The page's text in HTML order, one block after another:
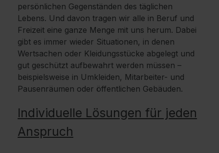
persönlichen Gegenständen des täglichen
Lebens. Und davon tragen wir alle in Beruf und
Freizeit eine ganze Menge mit uns herum. Dabei
gibt es immer wieder Situationen, in denen
Wertsachen oder Kleidungsstücke abgelegt und
gut geschützt aufbewahrt werden müssen –
beispielsweise in Umkleiden, Mitarbeiter- und
Pausenräumen oder öffentlichen Gebäuden.
Individuelle Lösungen für jeden
Anspruch